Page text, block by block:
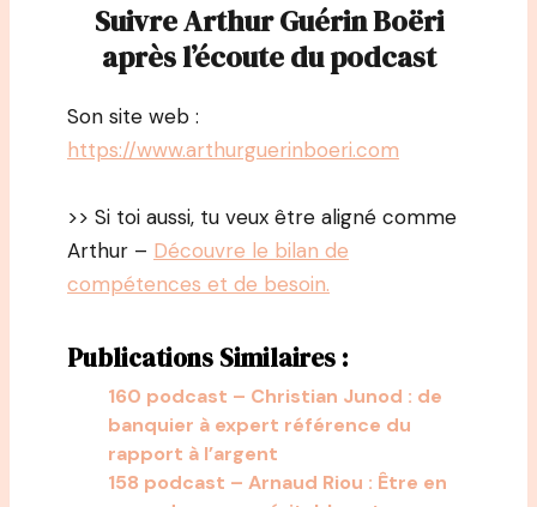
SuivreArthur Guérin Boëri
après l’écoute du podcast
Son site web :
https://www.arthurguerinboeri.com
>> Si toi aussi, tu veux être aligné comme
Arthur – Découvre le bilan de
compétences et de besoin.
Publications Similaires :
160 podcast – Christian Junod : de
banquier à expert référence du
rapport à l’argent
158 podcast – Arnaud Riou : Être en